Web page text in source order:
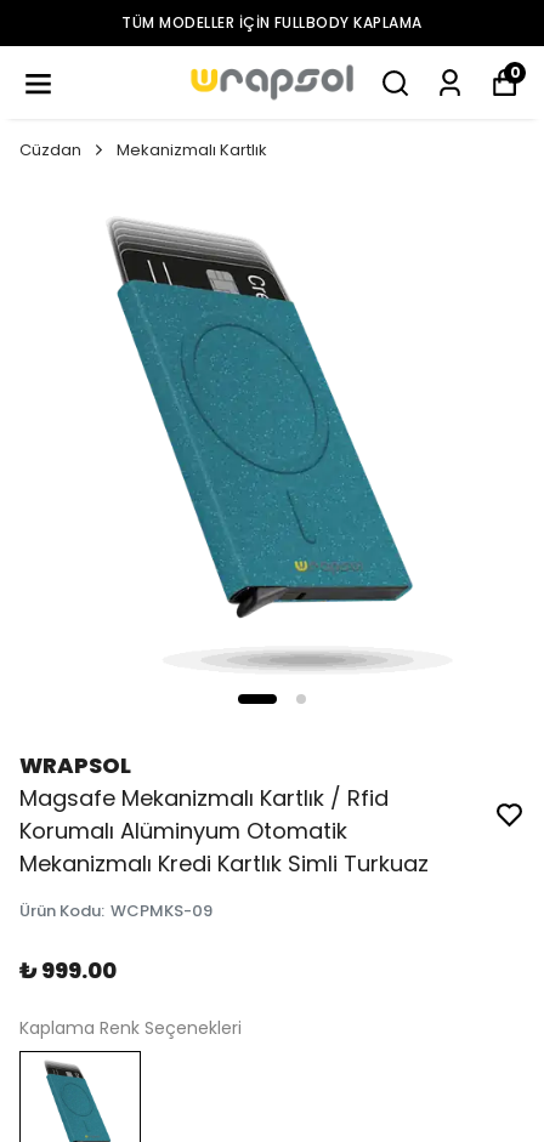
TÜM MODELLER IÇIN FULLBODY KAPLAMA
0
Cüzdan Mekanizmalı Kartlık
WRAPSOL
Magsafe Mekanizmalı Kartlık / Rfid
Korumalı Alüminyum Otomatik
Mekanizmalı Kredi Kartlık Simli Turkuaz
Ürün Kodu: WCPMKS-09
₺ 999.00
Kaplama Renk Seçenekleri